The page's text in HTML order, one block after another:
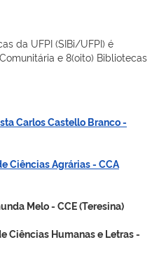
da UFPI (SIBi/UFPI) é
e 8(oito) Bibliotecas
Carlos Castello Branco -
Ciências Agrárias - CCA
Melo - CCE (Teresina)
Ciências Humanas e Letras -